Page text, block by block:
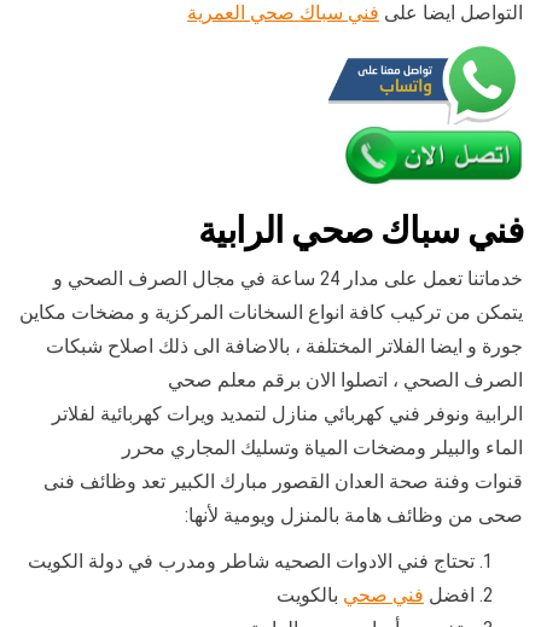
التواصل ايضا على فني سباك صحي العمرية
فني سباك صحي الرابية
خدماتنا تعمل على مدار 24 ساعة في مجال الصرف الصحي و
يتمكن من تركيب كافة انواع السخانات المركزية و مضخات مكاين
جورة و ايضا الفلاتر المختلفة ، بالاضافة الى ذلك اصلاح شبكات
الصرف الصحي ، اتصلوا الان برقم معلم صحي
الرابية ونوفر فني كهربائي منازل لتمديد ويرات كهربائية لفلاتر
الماء والبيلر ومضخات المياة وتسليك المجاري محرر
قنوات وفنة صحة العدان القصور مبارك الكبير تعد وظائف فنى
صحى من وظائف هامة بالمنزل ويومية لأنها:
تحتاج فني الادوات الصحيه شاطر ومدرب في دولة الكويت
افضل فني صحي بالكويت